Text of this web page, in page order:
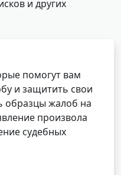
и других
помогут вам
и защитить свои
образцы жалоб на
произвола
судебных